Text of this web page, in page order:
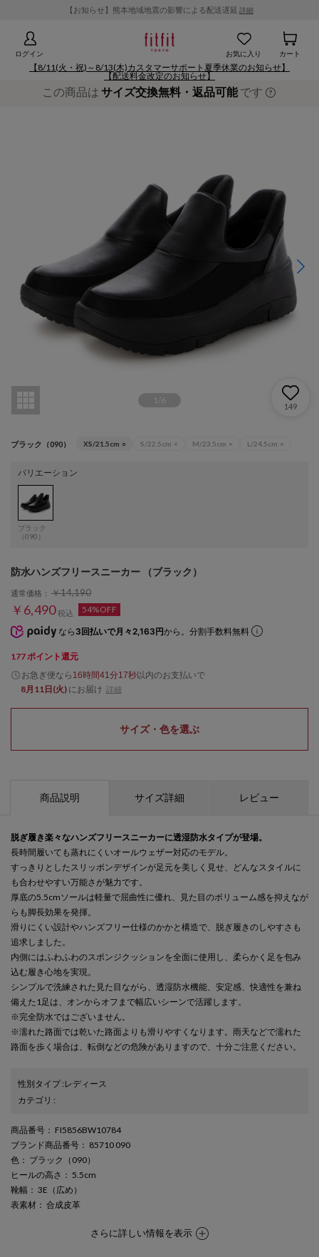
【お知らせ】熊本地域地震の影響による配送遅延 詳細
ログイン お気に入り カート
【8/11(火・祝)～8/13(木)カスタマーサポート夏季休業のお知らせ】
【配送料金改定のお知らせ】
この商品は サイズ交換無料・返品可能です
1 6
149
ブラック（090） XS/21.5cm ○ S/22.5cm × M/23.5cm × L/24.5cm ×
バリエーション
ブラック
（090）
防水ハンズフリースニーカー （ブラック）
通常価格： ￥14,190
￥6,490税込 54%OFF
なら 3回払いで月々2,163円から。分割手数料無料
177 ポイント還元
お急ぎ便なら 16時間41分17秒以内のお支払いで
8月11日(火) にお届け 詳細
サイズ・色を選ぶ
商品説明 サイズ詳細 レビュー
脱ぎ履き楽々なハンズフリースニーカーに透湿防水タイプが登場。
長時間履いても蒸れにくいオールウェザー対応のモデル。
すっきりとしたスリッポンデザインが足元を美しく見せ、どんなスタイルに
も合わせやすい万能さが魅力です。
厚底の5.5cmソールは軽量で屈曲性に優れ、見た目のボリューム感を抑えなが
らも脚長効果を発揮。
滑りにくい設計やハンズフリー仕様のかかと構造で、脱ぎ履きのしやすさも
追求しました。
内側にはふわふわのスポンジクッションを全面に使用し、柔らかく足を包み
込む履き心地を実現。
シンプルで洗練された見た目ながら、透湿防水機能、安定感、快適性を兼ね
備えた1足は、オンからオフまで幅広いシーンで活躍します。
※完全防水ではございません。
※濡れた路面では乾いた路面よりも滑りやすくなります。雨天などで濡れた
路面を歩く場合は、転倒などの危険がありますので、十分ご注意ください。
性別タイプ : レディース
カテゴリ :
商品番号 ： FI5856BW10784
ブランド商品番号 ： 85710 090
色 ： ブラック（090）
ヒールの高さ ： 5.5cm
靴幅 ： 3E（広め）
表素材 ： 合成皮革
さらに詳しい情報を表示